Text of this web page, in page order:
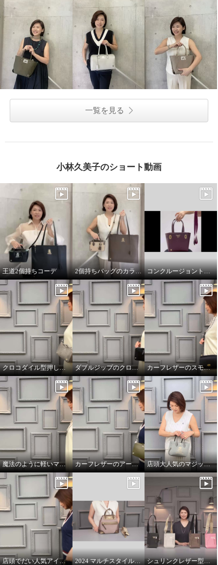
一覧を見る
小林久美子のショート動画
王道2個持ちコーデ 2個持ちバッグのカラーコーデ コンクルージョントートのリボンの付け方
クロコダイル型押しダブルジップのオーラ ダブルジップのクロコダイル型押しのオーラ カーフレザーのスモールウォレット
魔法のように軽いマジックライトのトート カーフレザーのアールデコモチーフのウォレット 店頭大人気のマジックライト
店頭でだい人気アイテムです 2024 マルチスタイルバッグ 解説 シュリンクレザー型押し マルチポーチ